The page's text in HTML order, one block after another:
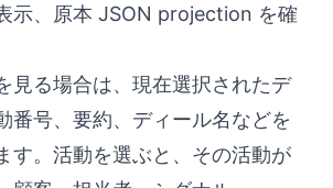
示、原本 JSON projection を確
見る場合は、現在選択されたデ
番号、要約、ディール名などを
す。活動を選ぶと、その活動が